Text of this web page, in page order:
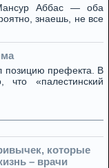
Аббас — оба
знаешь, не все
позицию префекта. В
что «палестинский
которые
– врачи